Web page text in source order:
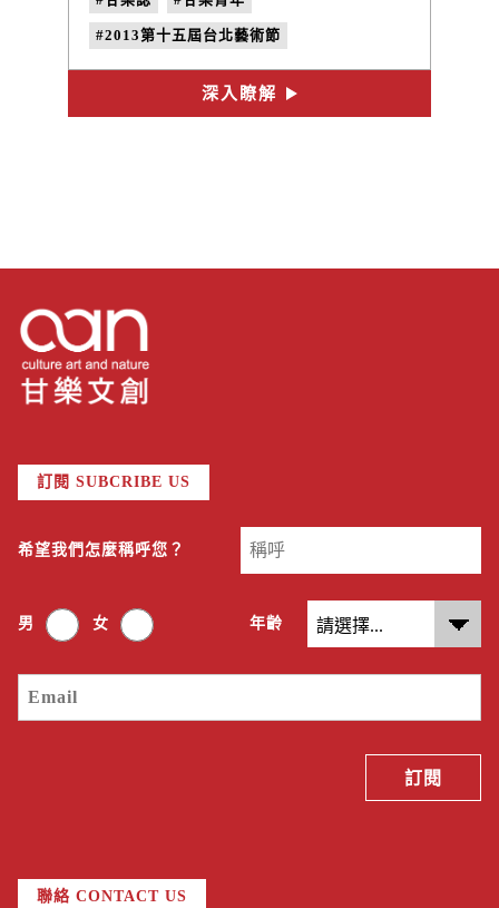
裡的根本天壤之別，紅茶香純加上新鮮牛
奶，舉杯撲鼻而來香料氣味，暖暖的老薑
和著肉桂的濃郁味道。
#2013第十五屆台北藝術節
#EX- 亞洲劇團 #EX-Theatre Asia
#《赤鬼》
深入瞭解
訂閱 SUBCRIBE US
希望我們怎麼稱呼您？
男 女 年齡
聯絡 CONTACT US